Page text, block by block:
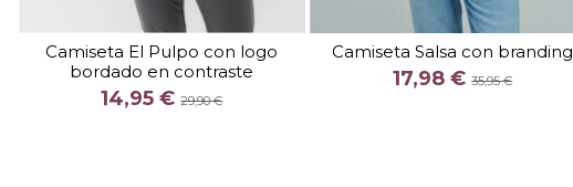
Camiseta El Pulpo con logo
bordado en contraste
14,95 €29,90 €
TALLA
S
XXL
COLOR
MARINO
Camiseta Salsa con branding
17,98 €35,95 €
TALLA
M
XXL
COLOR